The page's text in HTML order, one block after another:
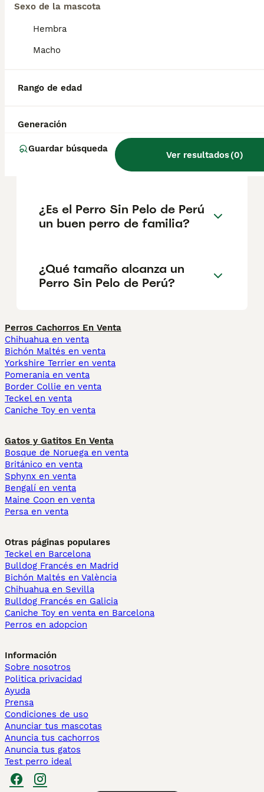
Sexo de la mascota
Hembra
Macho
Rango de edad
Generación
Guardar búsqueda
Ver resultados(0)
sociedad era el de acompañante del ser
humano. Además, es considerado Patrimonio
Nacional según Resolución Ministerial N°
346.
¿Qué raza de perro sin pelo
¿Cuánto cuesta un perro
peruano en España?
¿Es el Perro Sin Pelo de Perú
un buen perro de familia?
¿Qué tamaño alcanza un
Perro Sin Pelo de Perú?
Perros Cachorros En Venta
Chihuahua en venta
Bichón Maltés en venta
Yorkshire Terrier en venta
Pomerania en venta
Border Collie en venta
Teckel en venta
Caniche Toy en venta
Gatos y Gatitos En Venta
Bosque de Noruega en venta
Británico en venta
Sphynx en venta
Bengalí en venta
Maine Coon en venta
Persa en venta
Otras páginas populares
Teckel en Barcelona
Bulldog Francés en Madrid
Bichón Maltés en València
Chihuahua en Sevilla
Bulldog Francés en Galicia
Caniche Toy en venta en Barcelona
Perros en adopcion
Información
Sobre nosotros
Politica privacidad
Ayuda
Prensa
Condiciones de uso
Anunciar tus mascotas
Anuncia tus cachorros
Anuncia tus gatos
Test perro ideal